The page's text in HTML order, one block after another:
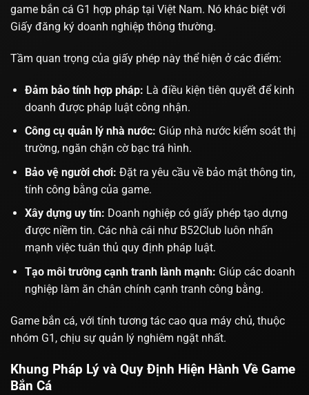
game bắn cá G1 hợp pháp tại Việt Nam. Nó khác biệt với
Giấy đăng ký doanh nghiệp thông thường.
Tầm quan trọng của giấy phép này thể hiện ở các điểm:
Đảm bảo tính hợp pháp: Là điều kiện tiên quyết để kinh
doanh được pháp luật công nhận.
Công cụ quản lý nhà nước: Giúp nhà nước kiểm soát thị
trường, ngăn chặn cờ bạc trá hình.
Bảo vệ người chơi: Đặt ra yêu cầu về bảo mật thông tin,
tính công bằng của game.
Xây dựng uy tín: Doanh nghiệp có giấy phép tạo dựng
được niềm tin. Các nhà cái như B52Clubluôn nhấn
mạnh việc tuân thủ quy định pháp luật.
Tạo môi trường cạnh tranh lành mạnh: Giúp các doanh
nghiệp làm ăn chân chính cạnh tranh công bằng.
Game bắn cá, với tính tương tác cao qua máy chủ, thuộc
nhóm G1, chịu sự quản lý nghiêm ngặt nhất.
Khung Pháp Lý và Quy Định Hiện Hành Về Game
Bắn Cá